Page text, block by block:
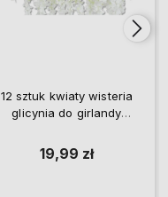
12 sztuk kwiaty wisteria
glicynia do girlandy
19,99 zł